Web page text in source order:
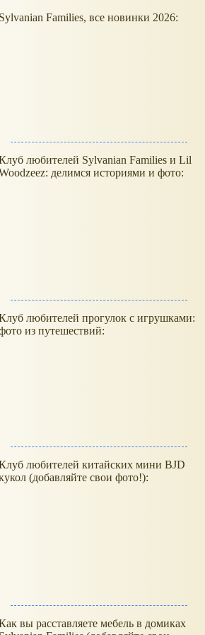
Sylvanian Families, все новинки 2026:
любителей Sylvanian Families и Lil
делимся историями и фото:
любителей прогулок с игрушками:
из путешествий:
любителей китайских мини BJD
(добавляйте свои фото!):
вы расставляете мебель в домиках